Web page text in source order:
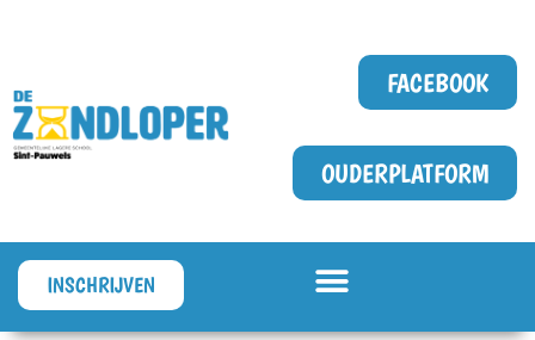
FACEBOOK
OUDERPLATFORM
INSCHRIJVEN